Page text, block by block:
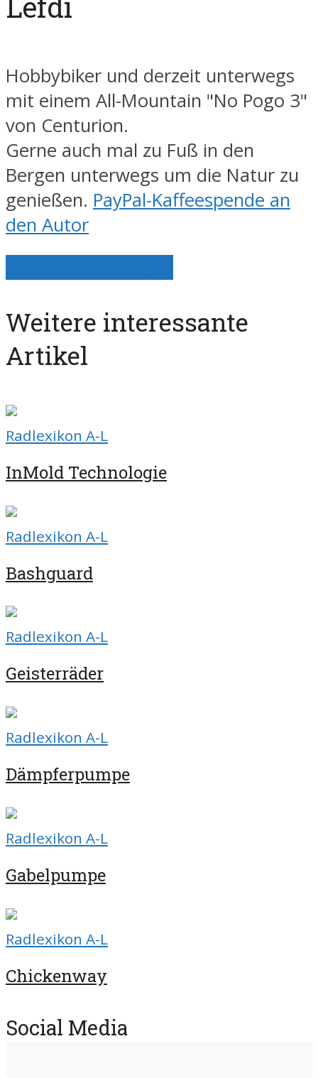
Hobbybiker und derzeit unterwegs
mit einem All-Mountain "No Pogo 3"
von Centurion.
Gerne auch mal zu Fuß in den
Bergen unterwegs um die Natur zu
genießen. PayPal-Kaffeespende an
den Autor
Weitere interessante
Artikel
Radlexikon A-L
InMold Technologie
Radlexikon A-L
Bashguard
Radlexikon A-L
Geisterräder
Radlexikon A-L
Dämpferpumpe
Radlexikon A-L
Gabelpumpe
Radlexikon A-L
Chickenway
Social Media